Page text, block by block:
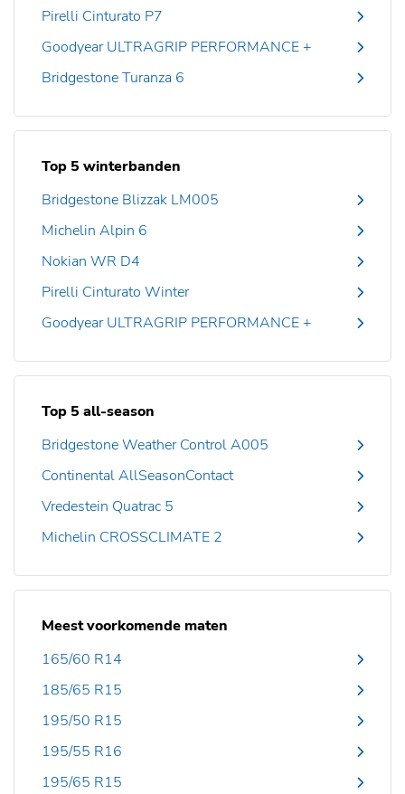
Pirelli Cinturato P7
Goodyear ULTRAGRIP PERFORMANCE +
Bridgestone Turanza 6
Top 5 winterbanden
Bridgestone Blizzak LM005
Michelin Alpin 6
Nokian WR D4
Pirelli Cinturato Winter
Goodyear ULTRAGRIP PERFORMANCE +
Top 5 all-season
Bridgestone Weather Control A005
Continental AllSeasonContact
Vredestein Quatrac 5
Michelin CROSSCLIMATE 2
Meest voorkomende maten
165/60 R14
185/65 R15
195/50 R15
195/55 R16
195/65 R15